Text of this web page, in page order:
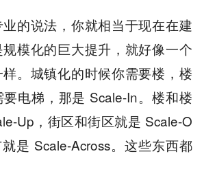
的说法，你就相当于现在在建
模化的巨大提升，就好像一个
。城镇化的时候你需要楼，楼
电梯，那是 Scale-In。楼和楼
Up，街区和街区就是 Scale-O
是 Scale-Across。这些东西都